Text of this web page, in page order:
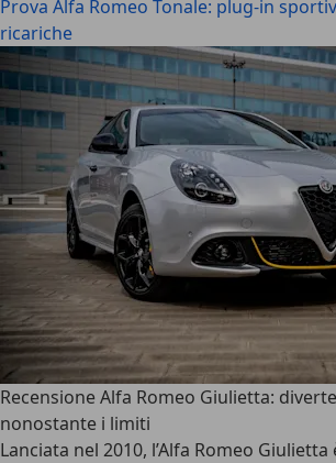
Prova Alfa Romeo Tonale: plug-in
ricariche
Recensione Alfa Romeo Giulietta:
nonostante i limiti
Lanciata nel 2010, l’Alfa Romeo Giulietta